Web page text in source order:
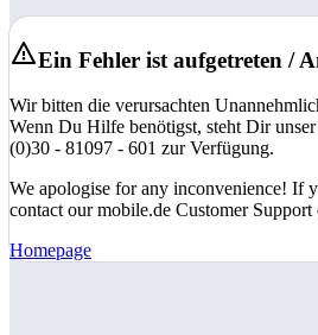
Ein Fehler ist aufgetreten /
Wir bitten die verursachten
Wenn Du Hilfe benötigst, steht Dir
(0)30 - 81097 - 601 zur Verfügung.
We apologise for any inconvenience! If
contact our mobile.de Customer
Homepage